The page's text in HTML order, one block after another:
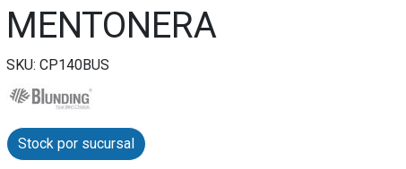
MENTONERA
SKU: CP140BUS
Stock por sucursal